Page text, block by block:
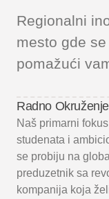
Regionalni
mesto gde
pomažući
Radno Okruženje
Naš primarni
studenata i
se probiju na
preduzetnik sa
kompanija koja